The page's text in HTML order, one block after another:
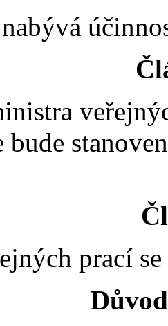
bude
prací